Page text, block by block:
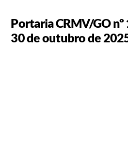
Portaria CRMV/GO
30 de outubro de